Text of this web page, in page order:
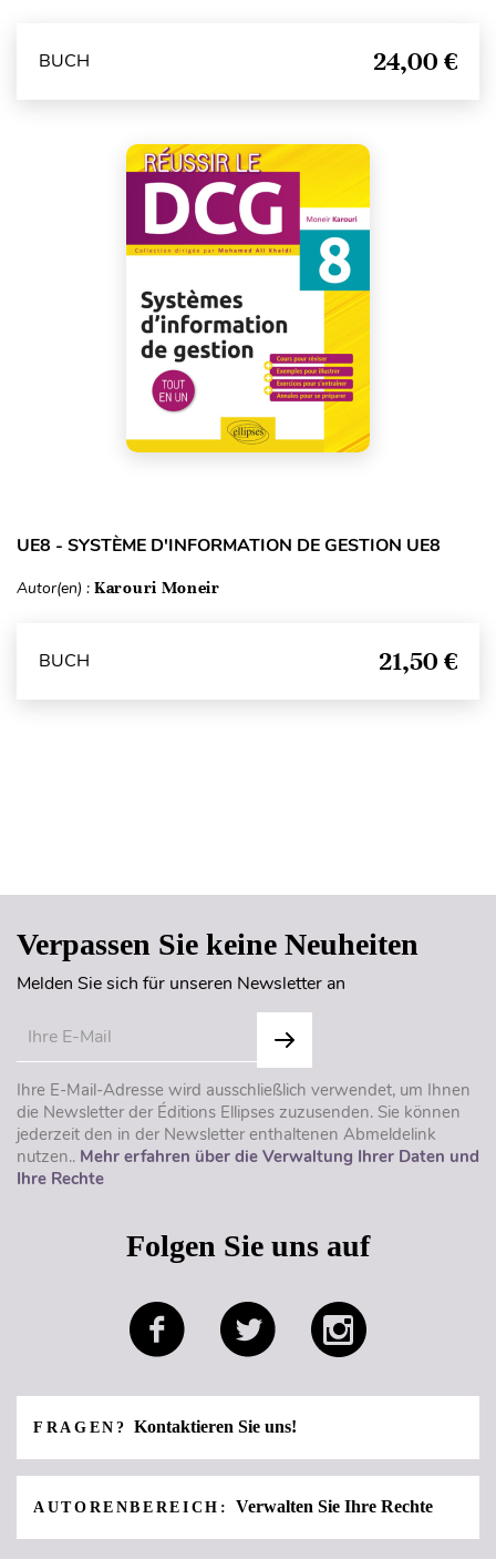
BUCH 24,00 €
UE8 - SYSTÈME D'INFORMATION DE GESTION UE8
Autor(en) : Karouri Moneir
BUCH 21,50 €
Verpassen Sie keine Neuheiten
Melden Sie sich für unseren Newsletter an
Ihre E-Mail-Adresse wird ausschließlich verwendet, um Ihnen
die Newsletter der Éditions Ellipses zuzusenden. Sie können
jederzeit den in der Newsletter enthaltenen Abmeldelink
nutzen.. Mehr erfahren über die Verwaltung Ihrer Daten und
Ihre Rechte
Folgen Sie uns auf
FRAGEN? Kontaktieren Sie uns!
AUTORENBEREICH: Verwalten Sie Ihre Rechte